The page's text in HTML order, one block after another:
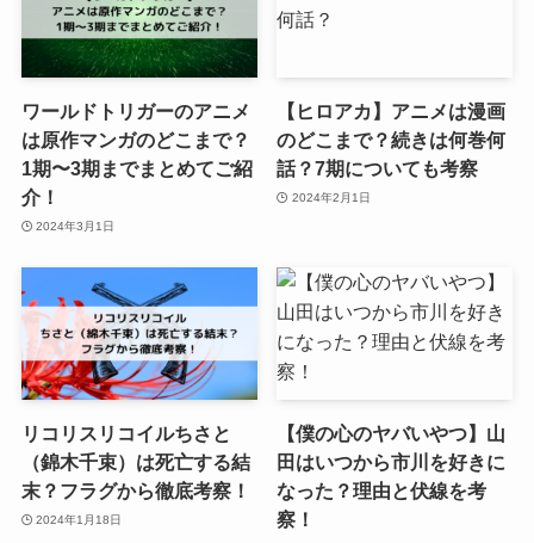
ワールドトリガーのアニメ
は原作マンガのどこまで？
1期〜3期までまとめてご紹
介！
2024年3月1日
【ヒロアカ】アニメは漫画
のどこまで？続きは何巻何
話？7期についても考察
2024年2月1日
リコリスリコイルちさと
（錦木千束）は死亡する結
末？フラグから徹底考察！
2024年1月18日
【僕の心のヤバいやつ】山
田はいつから市川を好きに
なった？理由と伏線を考
察！